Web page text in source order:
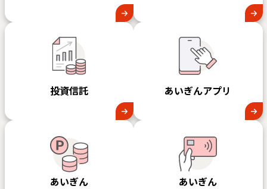
あいち銀行のホームページを公開しました。
投資信託 あいぎんアプリ
あいぎん
あいぎん